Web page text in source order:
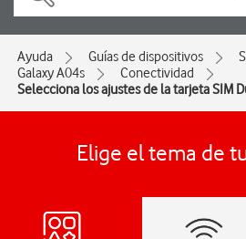
Ayuda Guías de dispositivos
Galaxy A04s
Conectividad
Selecciona los ajustes de la tarjeta SIM
Elige el tema de